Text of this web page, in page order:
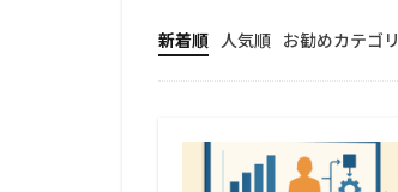
新着順 人気順
お勧めカテゴリ
総合